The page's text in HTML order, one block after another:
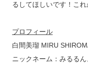
るしてほしいです！こ
プロフィール
白間美瑠 MIRU
ニックネーム：みるる